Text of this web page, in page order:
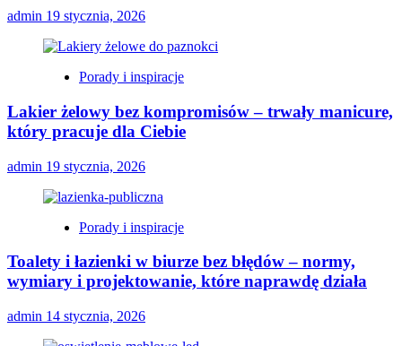
admin 19 stycznia, 2026
Porady i inspiracje
Lakier żelowy bez kompromisów – trwały manicure,
który pracuje dla Ciebie
admin 19 stycznia, 2026
Porady i inspiracje
Toalety i łazienki w biurze bez błędów – normy,
wymiary i projektowanie, które naprawdę działa
admin 14 stycznia, 2026